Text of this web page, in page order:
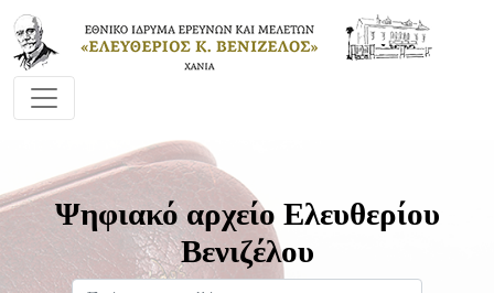
Ψηφιακό αρχείο Ελευθερίου
Βενιζέλου